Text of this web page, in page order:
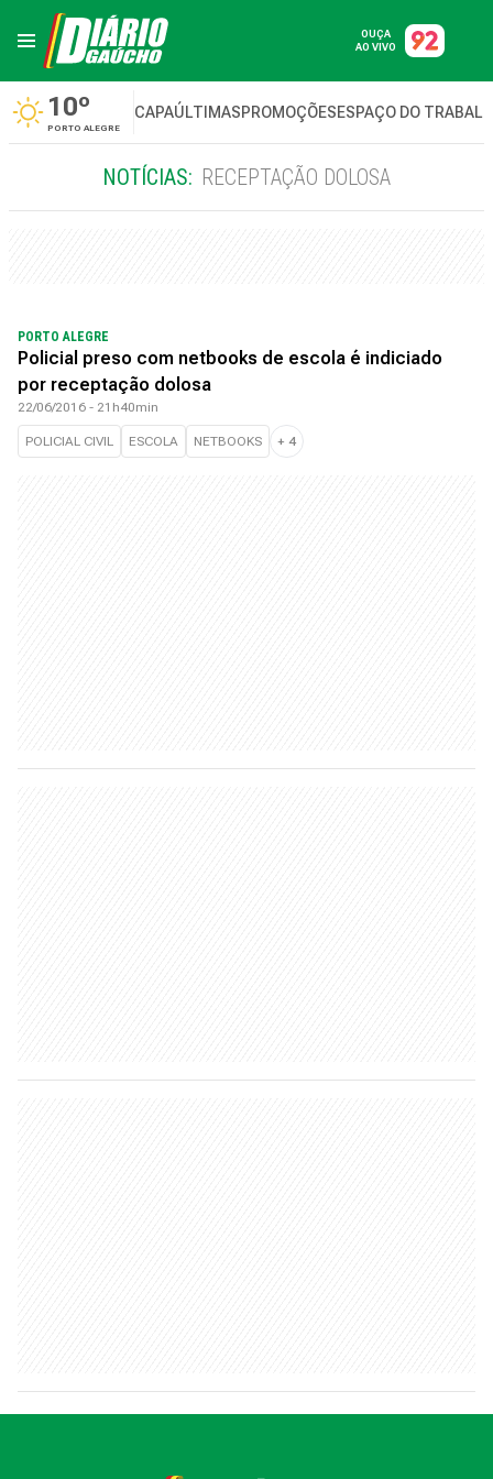
OUÇA
AO VIVO
10º
PORTO ALEGRE
CAPAÚLTIMASPROMOÇÕESESPAÇO DO
NOTÍCIAS: RECEPTAÇÃO DOLOSA
PORTO ALEGRE
Policial preso com netbooks de escola é indiciado
por receptação dolosa
22/06/2016 - 21h40min
POLICIAL CIVIL ESCOLA NETBOOKS + 4